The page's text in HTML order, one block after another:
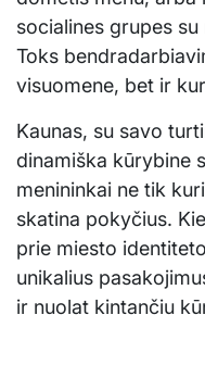
socialines grupes
Toks
visuomene, bet ir
Kaunas, su savo
dinamiška kūrybine
menininkai ne tik
skatina pokyčius.
prie miesto
unikalius
ir nuolat kintančiu